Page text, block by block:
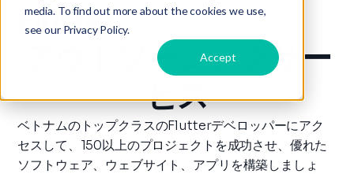
media. To find out more about the cookies we use,
see our Privacy Policy.
Accept
Flutter
アウトソーシングサー
ビス
ベトナムのトップクラスのFlutterデベロッパーにアク
セスして、150以上のプロジェクトを成功させ、優れた
ソフトウェア、ウェブサイト、アプリを構築しましょ